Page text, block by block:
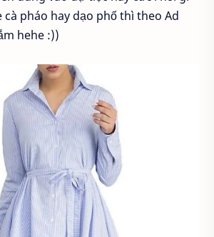
cà pháo hay dạo phố thì theo Ad
hehe :))